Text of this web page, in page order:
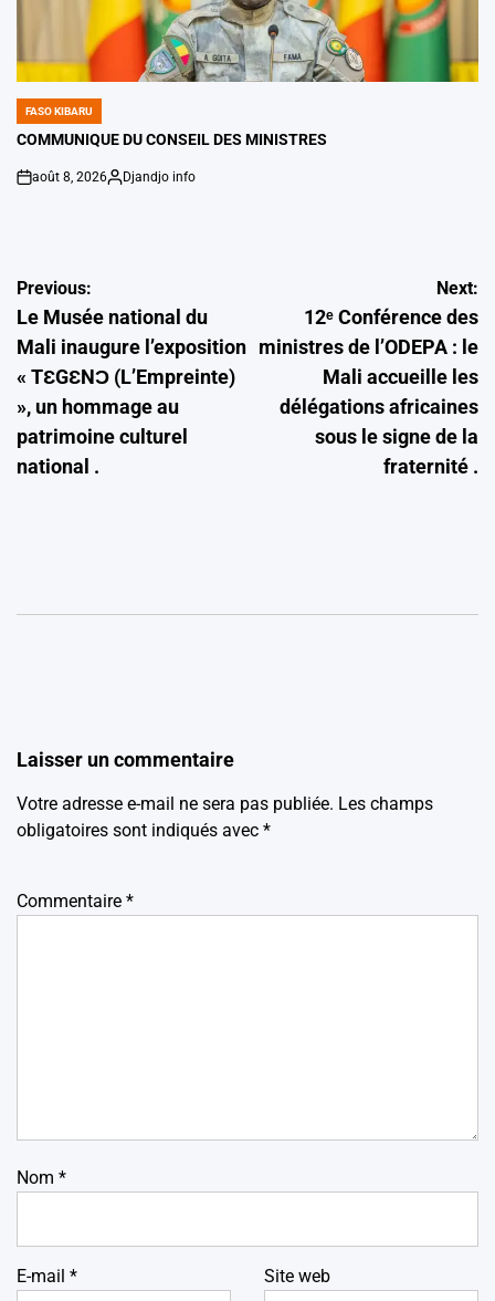
POSTED
IN
FASO KIBARU
COMMUNIQUE DU CONSEIL DES MINISTRES
on
août 8, 2026
Posted
Djandjo info
Navigation
de
l’article
Previous:
Le Musée national du
Mali inaugure l’exposition
« TƐGƐNƆ (L’Empreinte)
», un hommage au
patrimoine culturel
national .
Next:
12ᵉ Conférence des
ministres de l’ODEPA : le
Mali accueille les
délégations africaines
sous le signe de la
fraternité .
Laisser un commentaire
Votre adresse e-mail ne sera pas publiée. Les champs
obligatoires sont indiqués avec *
Commentaire *
Nom *
E-mail * Site web